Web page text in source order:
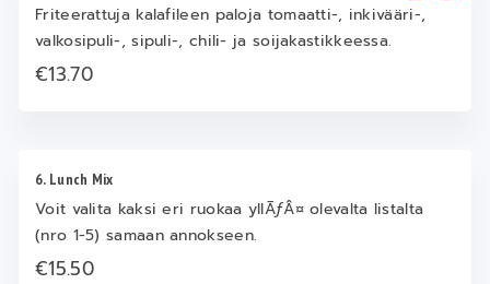
Friteerattuja kalafileen paloja tomaatti-, inkivääri-,
valkosipuli-, sipuli-, chili- ja soijakastikkeessa.
€13.70
6. Lunch Mix
Voit valita kaksi eri ruokaa yllÃƒÂ¤ olevalta listalta
(nro 1-5) samaan annokseen.
€15.50